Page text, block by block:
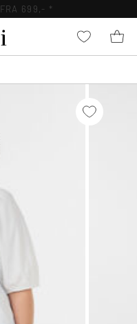
FRA 699,- *